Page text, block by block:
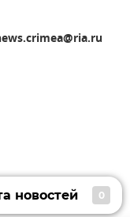
новостей 0